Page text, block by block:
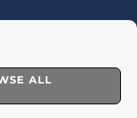
ALL